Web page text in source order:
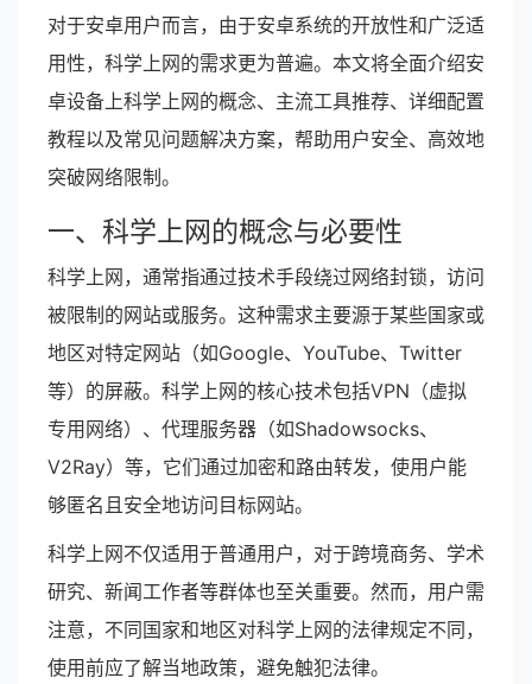
对于安卓用户而言，由于安卓系统的开放性和广泛适
用性，科学上网的需求更为普遍。本文将全面介绍安
卓设备上科学上网的概念、主流工具推荐、详细配置
教程以及常见问题解决方案，帮助用户安全、高效地
突破网络限制。
一、科学上网的概念与必要性
科学上网，通常指通过技术手段绕过网络封锁，访问
被限制的网站或服务。这种需求主要源于某些国家或
地区对特定网站（如Google、YouTube、Twitter
等）的屏蔽。科学上网的核心技术包括VPN（虚拟
专用网络）、代理服务器（如Shadowsocks、
V2Ray）等，它们通过加密和路由转发，使用户能
够匿名且安全地访问目标网站。
科学上网不仅适用于普通用户，对于跨境商务、学术
研究、新闻工作者等群体也至关重要。然而，用户需
注意，不同国家和地区对科学上网的法律规定不同，
使用前应了解当地政策，避免触犯法律。